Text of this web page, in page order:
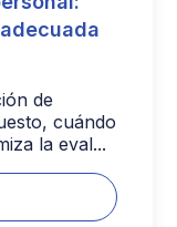
de
cuándo
la eval...